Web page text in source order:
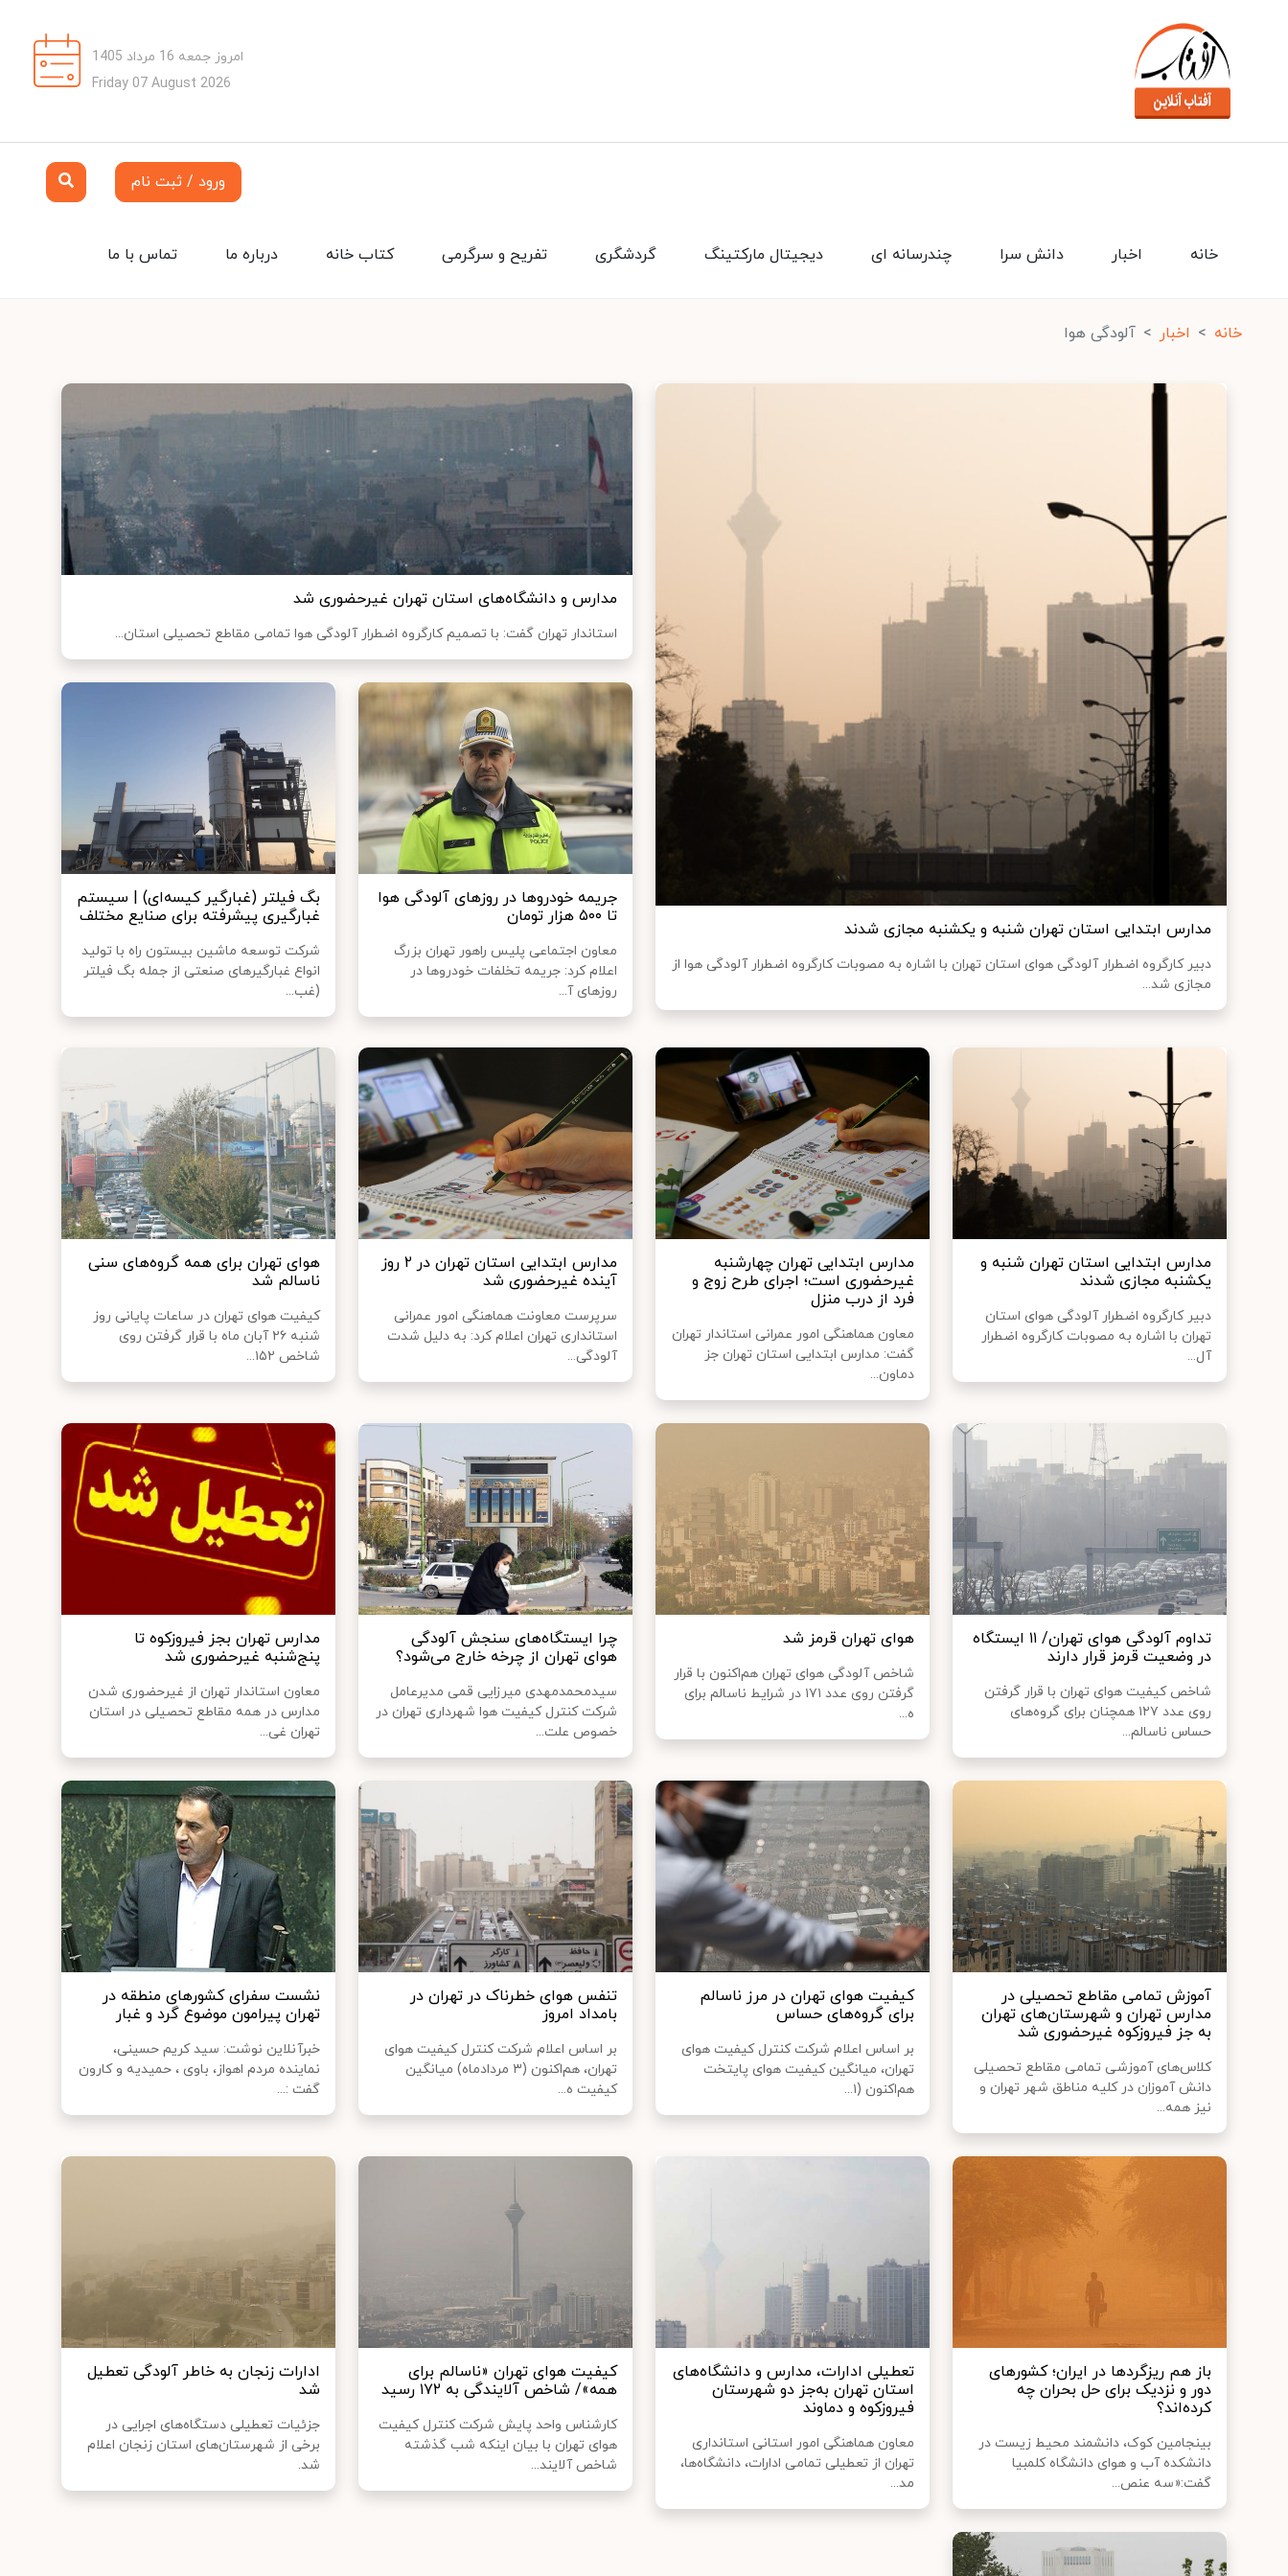
امروز جمعه 16 مرداد 1405
Friday 07 August 2026
ورود / ثبت نام
تماس با ما درباره ما کتاب خانه تفریح و سرگرمی گردشگری دیجیتال مارکتینگ چندرسانه ای دانش سرا اخبار خانه
خانه اخبار آلودگی هوا
مدارس ابتدایی استان تهران شنبه و یکشنبه مجازی شدند
دبیر کارگروه اضطرار آلودگی هوای استان تهران با اشاره به مصوبات کارگروه اضطرار آلودگی هوا از
مجازی شد...
مدارس و دانشگاه‌های استان تهران غیرحضوری شد
استاندار تهران گفت: با تصمیم کارگروه اضطرار آلودگی هوا تمامی مقاطع تحصیلی استان...
جریمه خودروها در روزهای آلودگی هوا
تا ۵۰۰ هزار تومان
معاون اجتماعی پلیس راهور تهران بزرگ
اعلام کرد: جریمه‌ تخلفات خودروها در
روزهای آ...
بگ فیلتر (غبارگیر کیسه‌ای) | سیستم
غبارگیری پیشرفته برای صنایع مختلف
شرکت توسعه ماشین بیستون راه با تولید
انواع غبارگیرهای صنعتی از جمله بگ فیلتر
(غب...
مدارس ابتدایی استان تهران شنبه و
یکشنبه مجازی شدند
دبیر کارگروه اضطرار آلودگی هوای استان
تهران با اشاره به مصوبات کارگروه اضطرار
آل...
مدارس ابتدایی تهران چهارشنبه
غیرحضوری است؛ اجرای طرح زوج و
فرد از درب منزل
معاون هماهنگی امور عمرانی استاندار تهران
گفت: مدارس ابتدایی استان تهران جز
دماون...
مدارس ابتدایی استان تهران در ۲ روز
آینده غیرحضوری شد
سرپرست معاونت هماهنگی امور عمرانی
استانداری تهران اعلام کرد: به دلیل شدت
آلودگی...
هوای تهران برای همه گروه‌های سنی
ناسالم شد
کیفیت هوای تهران در ساعات پایانی روز
شنبه ۲۶ آبان ماه با قرار گرفتن روی
شاخص ۱۵۲...
تداوم آلودگی هوای تهران/ ۱۱ ایستگاه
در وضعیت قرمز قرار دارند
شاخص کیفیت هوای تهران با قرار گرفتن
روی عدد ۱۲۷ همچنان برای گروه‌های
حساس ناسالم...
هوای تهران قرمز شد
شاخص آلودگی هوای تهران هم‌اکنون با قرار
گرفتن روی عدد ۱۷۱ در شرایط ناسالم برای
ه...
چرا ایستگاه‌های سنجش آلودگی
هوای تهران از چرخه خارج می‌شود؟
سیدمحمدمهدی میرزایی قمی مدیرعامل
شرکت کنترل کیفیت هوا شهرداری تهران در
خصوص علت...
مدارس تهران بجز فیروزکوه تا
پنج‌شنبه غیرحضوری شد
معاون استاندار تهران از غیرحضوری شدن
مدارس در همه مقاطع تحصیلی در استان
تهران غی...
آموزش تمامی مقاطع تحصیلی در
مدارس تهران و شهرستان‌های تهران
به جز فیروزکوه غیرحضوری شد
کلاس‌های آموزشی تمامی مقاطع تحصیلی
دانش آموزان در کلیه مناطق شهر تهران و
نیز همه...
کیفیت هوای تهران در مرز ناسالم
برای گروه‌های حساس
بر اساس اعلام شرکت کنترل کیفیت هوای
تهران، میانگین کیفیت هوای پایتخت
هم‌اکنون (۱...
تنفس هوای خطرناک در تهران در
بامداد امروز
بر اساس اعلام شرکت کنترل کیفیت هوای
تهران، هم‌اکنون (۳ مردادماه) میانگین
کیفیت ه...
نشست سفرای کشورهای منطقه در
تهران پیرامون موضوع گرد و غبار
خبرآنلاین نوشت: سید کریم حسینی،
نماینده مردم اهواز، باوی ، حمیدیه و کارون
گفت :...
باز هم ریزگردها در ایران؛ کشورهای
دور و نزدیک برای حل بحران چه
کرده‌اند؟
بینجامین کوک، دانشمند محیط‌ زیست در
دانشکده آب و هوای دانشگاه کلمبیا
گفت:«سه عنص...
تعطیلی ادارات، مدارس و دانشگاه‌های
استان تهران به‌جز دو شهرستان
فیروزکوه و دماوند
معاون هماهنگی امور استانی استانداری
تهران از تعطیلی تمامی ادارات، دانشگاه‌ها،
مد...
کیفیت هوای تهران «ناسالم برای
همه»/ شاخص آلایندگی به ۱۷۲ رسید
کارشناس واحد پایش شرکت کنترل کیفیت
هوای تهران با بیان اینکه شب گذشته
شاخص آلایند...
ادارات زنجان به خاطر آلودگی تعطیل
شد
جزئیات تعطیلی دستگاه‌های اجرایی در
برخی از شهرستان‌های استان زنجان اعلام
شد.